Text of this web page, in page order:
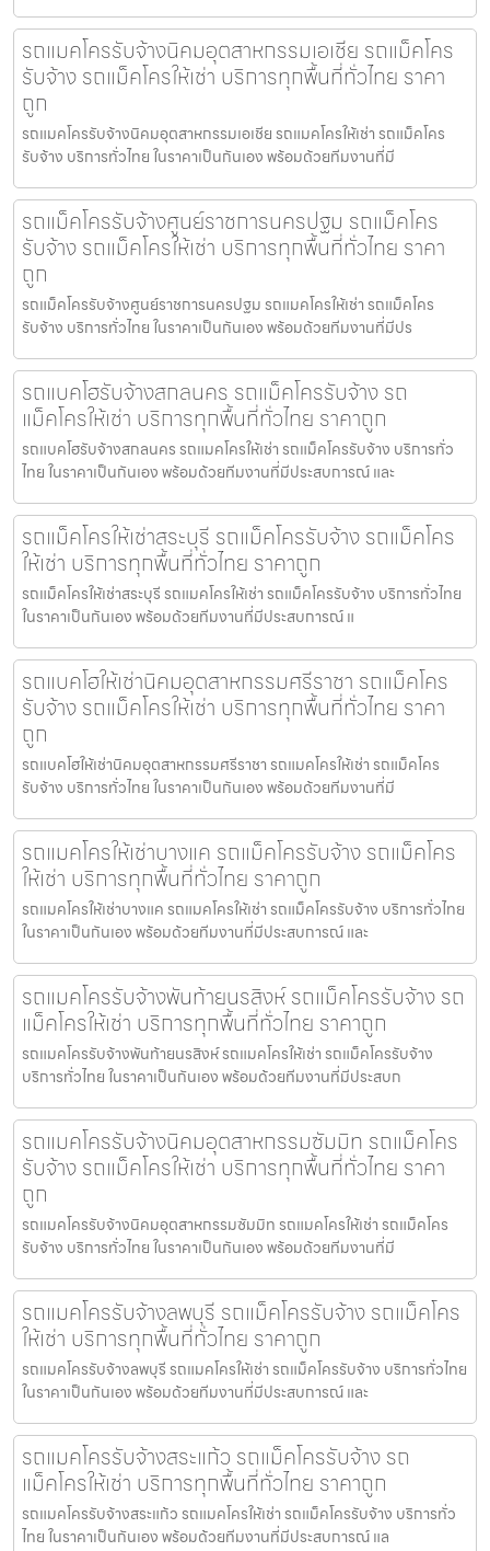
รถแมคโครรับจ้างนิคมอุตสาหกรรมเอเชีย รถแม็คโคร
รับจ้าง รถแม็คโครให้เช่า บริการทุกพื้นที่ทั่วไทย ราคา
ถูก
รถแมคโครรับจ้างนิคมอุตสาหกรรมเอเชีย รถแมคโครให้เช่า รถแม็คโคร
รับจ้าง บริการทั่วไทย ในราคาเป็นกันเอง พร้อมด้วยทีมงานที่มี
รถแม็คโครรับจ้างศูนย์ราชการนครปฐม รถแม็คโคร
รับจ้าง รถแม็คโครให้เช่า บริการทุกพื้นที่ทั่วไทย ราคา
ถูก
รถแม็คโครรับจ้างศูนย์ราชการนครปฐม รถแมคโครให้เช่า รถแม็คโคร
รับจ้าง บริการทั่วไทย ในราคาเป็นกันเอง พร้อมด้วยทีมงานที่มีปร
รถแบคโฮรับจ้างสกลนคร รถแม็คโครรับจ้าง รถ
แม็คโครให้เช่า บริการทุกพื้นที่ทั่วไทย ราคาถูก
รถแบคโฮรับจ้างสกลนคร รถแมคโครให้เช่า รถแม็คโครรับจ้าง บริการทั่ว
ไทย ในราคาเป็นกันเอง พร้อมด้วยทีมงานที่มีประสบการณ์ และ
รถแม็คโครให้เช่าสระบุรี รถแม็คโครรับจ้าง รถแม็คโคร
ให้เช่า บริการทุกพื้นที่ทั่วไทย ราคาถูก
รถแม็คโครให้เช่าสระบุรี รถแมคโครให้เช่า รถแม็คโครรับจ้าง บริการทั่วไทย
ในราคาเป็นกันเอง พร้อมด้วยทีมงานที่มีประสบการณ์ แ
รถแบคโฮให้เช่านิคมอุตสาหกรรมศรีราชา รถแม็คโคร
รับจ้าง รถแม็คโครให้เช่า บริการทุกพื้นที่ทั่วไทย ราคา
ถูก
รถแบคโฮให้เช่านิคมอุตสาหกรรมศรีราชา รถแมคโครให้เช่า รถแม็คโคร
รับจ้าง บริการทั่วไทย ในราคาเป็นกันเอง พร้อมด้วยทีมงานที่มี
รถแมคโครให้เช่าบางแค รถแม็คโครรับจ้าง รถแม็คโคร
ให้เช่า บริการทุกพื้นที่ทั่วไทย ราคาถูก
รถแมคโครให้เช่าบางแค รถแมคโครให้เช่า รถแม็คโครรับจ้าง บริการทั่วไทย
ในราคาเป็นกันเอง พร้อมด้วยทีมงานที่มีประสบการณ์ และ
รถแมคโครรับจ้างพันท้ายนรสิงห์ รถแม็คโครรับจ้าง รถ
แม็คโครให้เช่า บริการทุกพื้นที่ทั่วไทย ราคาถูก
รถแมคโครรับจ้างพันท้ายนรสิงห์ รถแมคโครให้เช่า รถแม็คโครรับจ้าง
บริการทั่วไทย ในราคาเป็นกันเอง พร้อมด้วยทีมงานที่มีประสบก
รถแมคโครรับจ้างนิคมอุตสาหกรรมซัมมิท รถแม็คโคร
รับจ้าง รถแม็คโครให้เช่า บริการทุกพื้นที่ทั่วไทย ราคา
ถูก
รถแมคโครรับจ้างนิคมอุตสาหกรรมซัมมิท รถแมคโครให้เช่า รถแม็คโคร
รับจ้าง บริการทั่วไทย ในราคาเป็นกันเอง พร้อมด้วยทีมงานที่มี
รถแมคโครรับจ้างลพบุรี รถแม็คโครรับจ้าง รถแม็คโคร
ให้เช่า บริการทุกพื้นที่ทั่วไทย ราคาถูก
รถแมคโครรับจ้างลพบุรี รถแมคโครให้เช่า รถแม็คโครรับจ้าง บริการทั่วไทย
ในราคาเป็นกันเอง พร้อมด้วยทีมงานที่มีประสบการณ์ และ
รถแมคโครรับจ้างสระแก้ว รถแม็คโครรับจ้าง รถ
แม็คโครให้เช่า บริการทุกพื้นที่ทั่วไทย ราคาถูก
รถแมคโครรับจ้างสระแก้ว รถแมคโครให้เช่า รถแม็คโครรับจ้าง บริการทั่ว
ไทย ในราคาเป็นกันเอง พร้อมด้วยทีมงานที่มีประสบการณ์ แล